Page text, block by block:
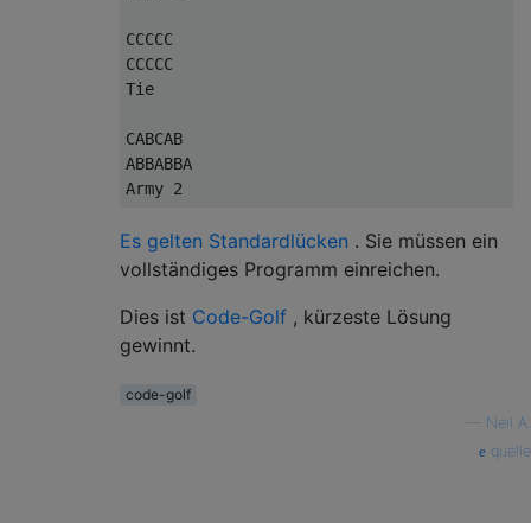
CCCCC
CCCCC
Tie
CABCAB
ABBABBA
Es gelten Standardlücken . Sie müssen ein
vollständiges Programm einreichen.
Dies ist Code-Golf , kürzeste Lösung
gewinnt.
code-golf
Neil A.
quelle